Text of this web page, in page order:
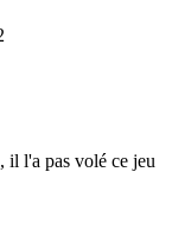
il l'a pas volé ce jeu